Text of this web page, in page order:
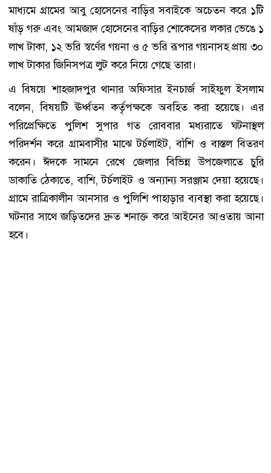
মাধ্যমে গ্রামের আবু হোসেনের বাড়ির সবাইকে অচেতন করে ১টি
ষাঁড় গরু এবং আমজাদ হোসেনের বাড়ির শোকেসের লকার ভেঙে ১
লাখ টাকা, ১২ ভরি স্বর্ণের গয়না ও ৫ ভরি রূপার গয়নাসহ প্রায় ৩০
লাখ টাকার জিনিসপত্র লুট করে নিয়ে গেছে তারা।
এ বিষয়ে শাহজাদপুর থানার অফিসার ইনচার্জ সাইফুল ইসলাম
বলেন, বিষয়টি ঊর্ধ্বতন কর্তৃপক্ষকে অবহিত করা হয়েছে। এর
পরিপ্রেক্ষিতে পুলিশ সুপার গত রোববার মধ্যরাতে ঘটনাস্থল
পরিদর্শন করে গ্রামবাসীর মাঝে টর্চলাইট, বাঁশি ও বাস্তল বিতরণ
করেন। ঈদকে সামনে রেখে জেলার বিভিন্ন উপজেলাতে চুরি
ডাকাতি ঠেকাতে, বাশি, টর্চলাইট ও অন্যান্য সরঞ্জাম দেয়া হয়েছে।
গ্রামে রাত্রিকালীন আনসার ও পুলিশি পাহাড়ার ব্যবস্থা করা হয়েছে।
ঘটনার সাথে জড়িতদের দ্রুত শনাক্ত করে আইনের আওতায় আনা
হবে।